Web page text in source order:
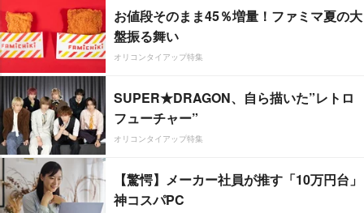
お値段そのまま45％増量！ファミマ夏の大
盤振る舞い
オリコンタイアップ特集
SUPER★DRAGON、自ら描いた”レトロ
フューチャー”
オリコンタイアップ特集
【驚愕】メーカー社員が推す「10万円台」
神コスパPC